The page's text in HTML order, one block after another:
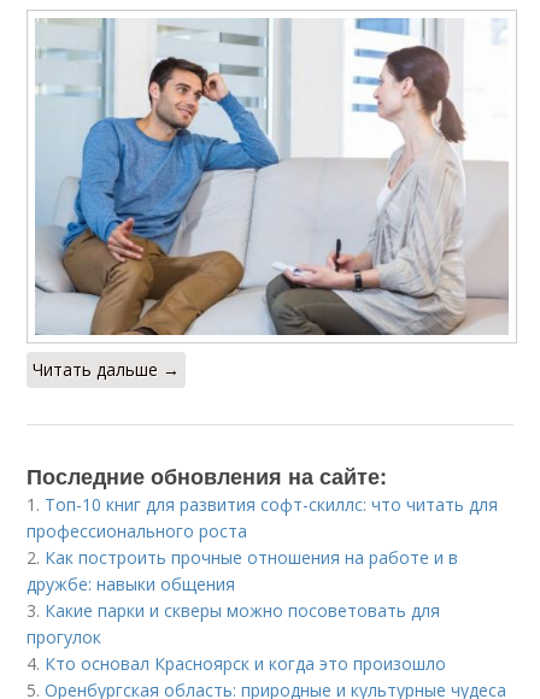
Читать дальше →
Последние обновления на сайте:
1. Топ-10 книг для развития софт-скиллс: что читать для
профессионального роста
2. Как построить прочные отношения на работе и в
дружбе: навыки общения
3. Какие парки и скверы можно посоветовать для
прогулок
4. Кто основал Красноярск и когда это произошло
5.Оренбургская область: природные и культурные чудеса